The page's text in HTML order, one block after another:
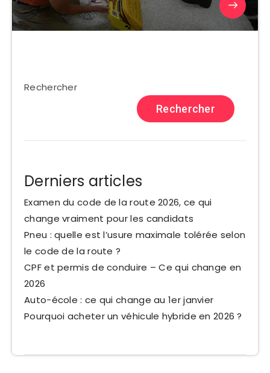
Rechercher
Rechercher
Derniers articles
Examen du code de la route 2026, ce qui
change vraiment pour les candidats
Pneu : quelle est l’usure maximale tolérée selon
le code de la route ?
CPF et permis de conduire – Ce qui change en
2026
Auto-école : ce qui change au 1er janvier
Pourquoi acheter un véhicule hybride en 2026 ?